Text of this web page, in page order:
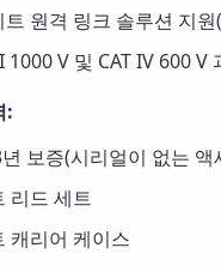
트 원격 링크 솔루션 지
1000 V 및 CAT IV 600 V
:
보증(시리얼이 없는
리드 세트
캐리어 케이스